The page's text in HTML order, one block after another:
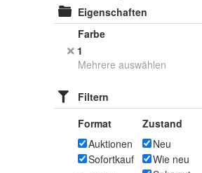
Eigenschaften
Farbe
1
Mehrere auswählen
Filtern
Format
Auktionen
Sofortkauf
Zustand
Neu
Wie neu